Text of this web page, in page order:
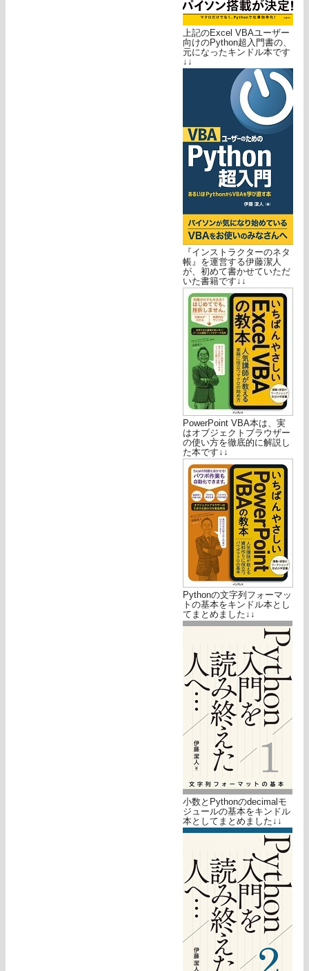
上記のExcel VBAユーザー
向けのPython超入門書の、
元になったキンドル本です
↓↓
『インストラクターのネタ
帳』を運営する伊藤潔人
が、初めて書かせていただ
いた書籍です↓↓
PowerPoint VBA本は、実
はオブジェクトブラウザー
の使い方を徹底的に解説し
た本です↓↓
Pythonの文字列フォーマッ
トの基本をキンドル本とし
てまとめました↓↓
小数とPythonのdecimalモ
ジュールの基本をキンドル
本としてまとめました↓↓